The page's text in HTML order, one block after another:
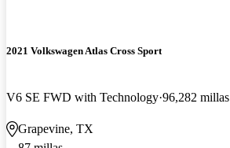
2021 Volkswagen Atlas Cross Sport
V6 SE FWD with Technology 96,282 millas
Grapevine, TX